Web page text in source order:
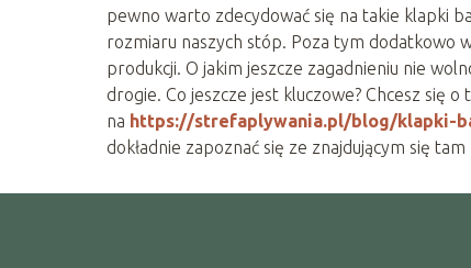
pewno warto zdecydować się na takie klapki
rozmiaru naszych stóp. Poza tym dodatkowo
produkcji. O jakim jeszcze zagadnieniu nie
drogie. Co jeszcze jest kluczowe? Chcesz się
na https://strefaplywania.pl/blog/klapki-
dokładnie zapoznać się ze znajdującym się